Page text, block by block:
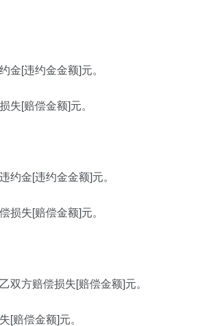
[违约金金额]元。
[赔偿金额]元。
金[违约金金额]元。
失[赔偿金额]元。
方赔偿损失[赔偿金额]元。
偿金额]元。